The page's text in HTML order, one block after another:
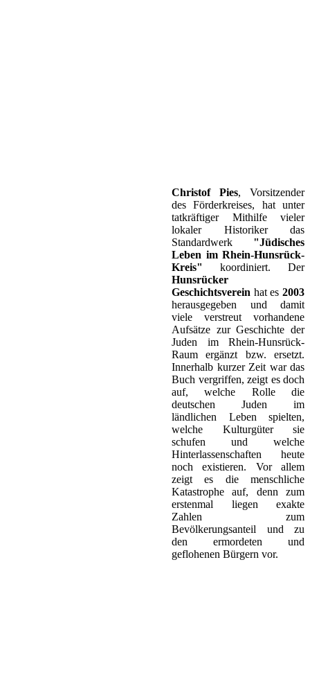
Christof Pies, Vorsitzender
des Förderkreises, hat unter
tatkräftiger Mithilfe vieler
lokaler Historiker das
Standardwerk "Jüdisches
Leben im Rhein-Hunsrück-
Kreis"
koordiniert. Der
Hunsrücker
Geschichtsverein hat es 2003
herausgegeben und damit
viele verstreut vorhandene
Aufsätze zur Geschichte der
Juden im Rhein-Hunsrück-
Raum ergänzt bzw. ersetzt.
Innerhalb kurzer Zeit war das
Buch vergriffen, zeigt es doch
auf, welche Rolle die
deutschen Juden im
ländlichen Leben spielten,
welche Kulturgüter sie
schufen und welche
Hinterlassenschaften heute
noch existieren. Vor allem
zeigt es die menschliche
Katastrophe auf, denn zum
erstenmal liegen exakte
Zahlen zum
Bevölkerungsanteil und zu
den ermordeten und
geflohenen Bürgern vor.